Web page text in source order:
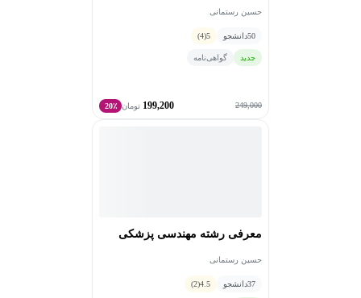
حسین رستمانی
50دانشجو 5
(4)
جدید گواهی‌نامه
249,000
199,200 تومان 20٪
معرفی رشته مهندسی پزشکی
حسین رستمانی
37دانشجو 4.5
(2)